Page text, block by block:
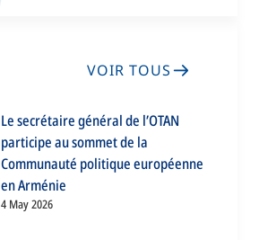
VOIR TOUS
Le secrétaire général de l’OTAN
participe au sommet de la
Communauté politique européenne
en Arménie
4 May 2026